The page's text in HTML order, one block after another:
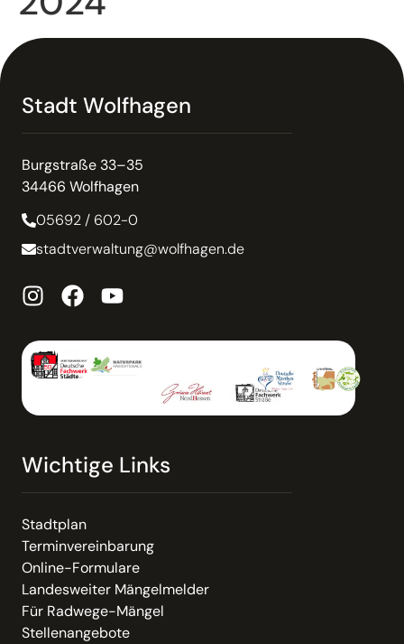
Stadt Wolfhagen
Burgstraße 33–35
34466 Wolfhagen
05692 / 602-0
stadtverwaltung@wolfhagen.de
Wichtige Links
Stadtplan
Terminvereinbarung
Online-Formulare
Landesweiter Mängelmelder
Für Radwege-Mängel
Stellenangebote